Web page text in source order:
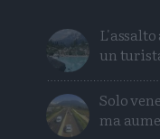
un
Solo
ma